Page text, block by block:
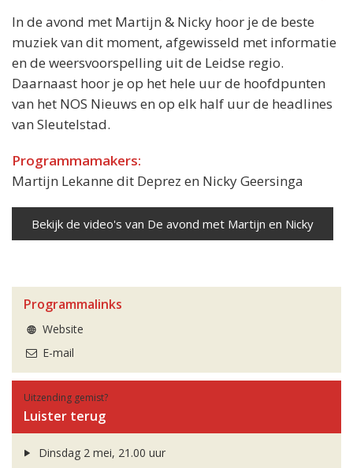
In de avond met Martijn & Nicky hoor je de beste
muziek van dit moment, afgewisseld met informatie
en de weersvoorspelling uit de Leidse regio.
Daarnaast hoor je op het hele uur de hoofdpunten
van het NOS Nieuws en op elk half uur de headlines
van Sleutelstad.
Programmamakers:
Martijn Lekanne dit Deprez en Nicky Geersinga
Bekijk de video's van De avond met Martijn en Nicky
Programmalinks
Website
E-mail
Uitzending gemist?
Luister terug
Dinsdag 2 mei, 21.00 uur